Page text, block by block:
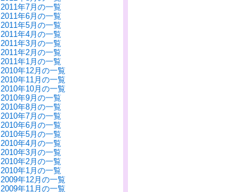
2011年7月の一覧
2011年6月の一覧
2011年5月の一覧
2011年4月の一覧
2011年3月の一覧
2011年2月の一覧
2011年1月の一覧
2010年12月の一覧
2010年11月の一覧
2010年10月の一覧
2010年9月の一覧
2010年8月の一覧
2010年7月の一覧
2010年6月の一覧
2010年5月の一覧
2010年4月の一覧
2010年3月の一覧
2010年2月の一覧
2010年1月の一覧
2009年12月の一覧
2009年11月の一覧